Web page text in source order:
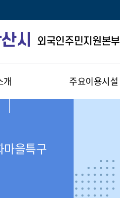
시 외국인주민지원본부
개 주요이용시설
마을특구